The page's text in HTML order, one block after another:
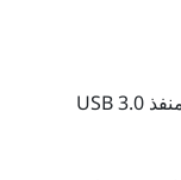
قم بتوصيل الطرف المقابل لكبل USB 3.0 بمنفذ USB 3.0